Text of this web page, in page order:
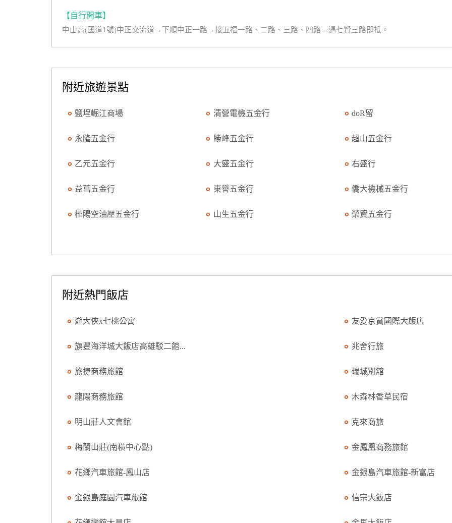
【自行開車】
中山高(國道1號)中正交流道→下順中正一路→接五福一路、二路、三路、四路→遇七賢三路即抵。
附近旅遊景點
鹽埕崛江商場 清營電機五金行 doR留
永隆五金行 勝峰五金行 超山五金行
乙元五金行 大盛五金行 右盛行
益菖五金行 東譽五金行 僑大機械五金行
樺陽空油壓五金行 山生五金行 榮賢五金行
附近熱門飯店
遊大俠x七桃公寓 友愛京賞國際大飯店
旗豐海洋城大飯店高雄駁二館... 兆舍行旅
旅捷商務旅館 瑞城別舘
龍陽商務旅館 木森林香草民宿
明山莊人文會館 克來商旅
梅蘭山莊(南橫中心點) 金鳳凰商務旅館
花鄉汽車旅館-鳳山店 金銀島汽車旅館-新富店
金銀島庭園汽車旅館 信宗大飯店